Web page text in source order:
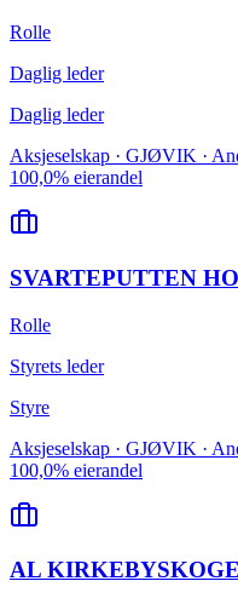
Rolle
Daglig leder
Daglig leder
Aksjeselskap · GJØVIK ·
100,0% eierandel
SVARTEPUTTEN
Rolle
Styrets leder
Styre
Aksjeselskap · GJØVIK ·
100,0% eierandel
AL